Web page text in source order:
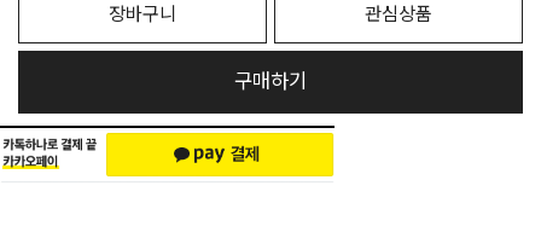
장바구니 관심상품
구매하기